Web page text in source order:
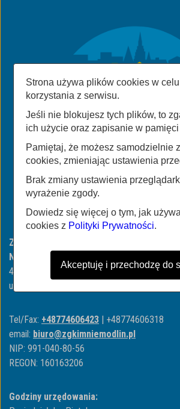
Zakład Gospodarki Komunalnej i
Niemodlinie
49-100 Niemodlin
ul. ul. Wojska Polskiego 3
Tel/Fax: +48774606423 | +48774606318
email: biuro@zgkimniemodlin.pl
NIP: 991-040-80-56
REGON: 160163206
Godziny urzędowania:
Strona używa plików cookies w
korzystania z serwisu.
Jeśli nie blokujesz tych plików, to
ich użycie oraz zapisanie w
Pamiętaj, że możesz samodzielnie
cookies, zmieniając ustawienia
Brak zmiany ustawienia
wyrażenie zgody.
Dowiedz się więcej o tym, jak
cookies z Polityki Prywatności.
Akceptuję i przechodzę do